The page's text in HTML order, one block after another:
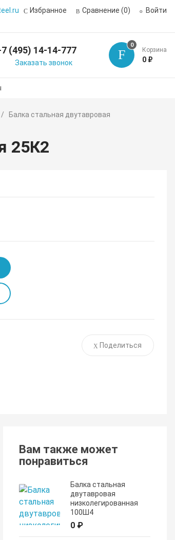
Избранное Сравнение (0) Войти
(495) 14-14-777
Заказать звонок
0
Корзина
0 ₽
Балка стальная двутавровая
25К2
Поделиться
Вам также может
понравиться
Балка стальная
двутавровая
низколегированная
100Ш4
0 ₽